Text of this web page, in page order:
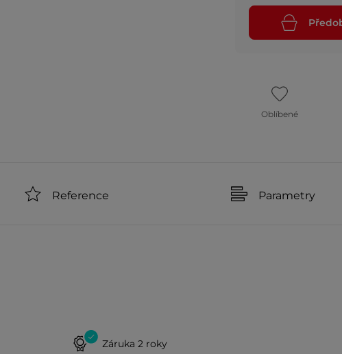
Oblíbené
Reference Parametry
Záruka 2 roky